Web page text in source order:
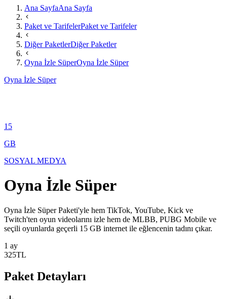
Ana SayfaAna Sayfa
Paket ve TarifelerPaket ve Tarifeler
Diğer PaketlerDiğer Paketler
Oyna İzle SüperOyna İzle Süper
Oyna İzle Süper
15
GB
SOSYAL MEDYA
Oyna İzle Süper
​​​​​​​​​Oyna İzle Süper Paketi'yle hem TikTok, YouTube, Kick ve
Twitch'ten oyun videolarını izle hem de MLBB, PUBG Mobile ve
seçili oyunlarda geçerli 15 GB internet ile eğlencenin tadını çıkar.
1 ay
325TL
Paket Detayları